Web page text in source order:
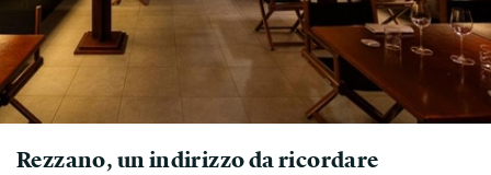
Rezzano, un indirizzo da ricordare